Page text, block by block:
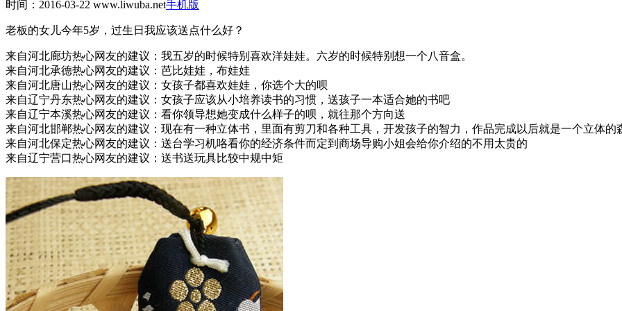
时间：2016-03-22 www.liwuba.net手机版
老板的女儿今年5岁，过生日我应该送点什么好？
来自河北廊坊热心网友的建议： 我五岁的时候特别喜欢洋娃娃。六岁的时候特别想一个八音盒。
来自河北承德热心网友的建议： 芭比娃娃，布娃娃
来自河北唐山热心网友的建议： 女孩子都喜欢娃娃，你选个大的呗
来自辽宁丹东热心网友的建议： 女孩子应该从小培养读书的习惯，送孩子一本适合她的书吧
来自辽宁本溪热心网友的建议： 看你领导想她变成什么样子的呗，就往那个方向送
来自河北邯郸热心网友的建议： 现在有一种立体书，里面有剪刀和各种工具，开发孩子的智力，作品完成以后就是一个立体的
来自河北保定热心网友的建议： 送台学习机咯看你的经济条件而定到商场导购小姐会给你介绍的不用太贵的
来自辽宁营口热心网友的建议： 送书送玩具比较中规中矩